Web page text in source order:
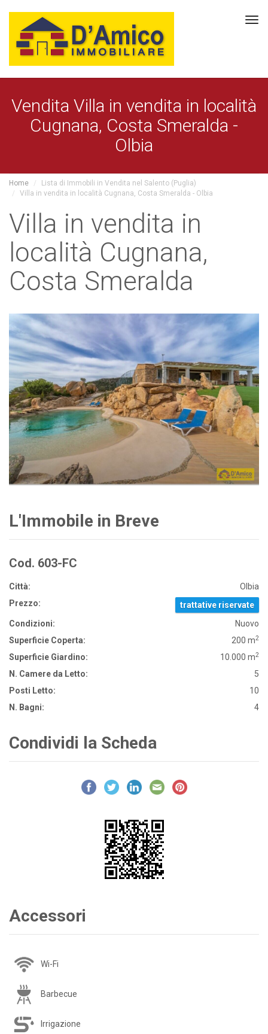
Vendita Villa in vendita in località
Cugnana, Costa Smeralda -
Olbia
Home
Lista di Immobili in Vendita nel Salento (Puglia)
Villa in vendita in località Cugnana, Costa Smeralda - Olbia
Villa in vendita in
località Cugnana,
Costa Smeralda
L'Immobile in Breve
Cod. 603-FC
Città:
Olbia
Prezzo:
trattative riservate
Condizioni:
Nuovo
Superficie Coperta:
200 m2
Superficie Giardino: 10.000 m2
N. Camere da Letto:
5
Posti Letto:
10
N. Bagni:
4
Condividi la Scheda
Accessori
Wi-Fi
Barbecue
Irrigazione